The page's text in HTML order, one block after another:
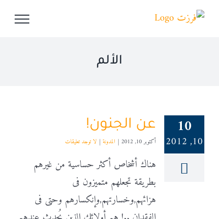
Skip
الألم
10
10, 2012
عن الجنون!
أكتوبر 10, 2012 | المدونة | لا توجد تعليقات
هناك أشخاص أكثر حساسية من غيرهم
بطريقة تجعلهم متميزون فى
هزائهم,وخسارتهم,وإنكسارهم وحتى فى